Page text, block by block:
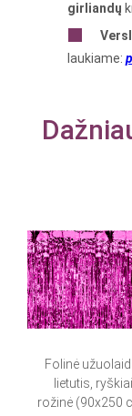
girliandų
laukiame:
Folinė
lietutis, ryškiai
rožinė (90x250